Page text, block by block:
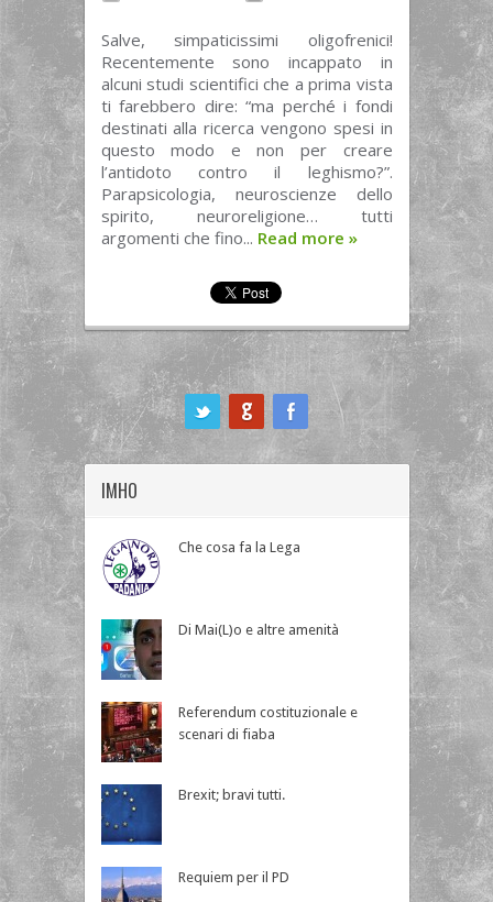
Salve, simpaticissimi oligofrenici!
Recentemente sono incappato in
alcuni studi scientifici che a prima vista
ti farebbero dire: “ma perché i fondi
destinati alla ricerca vengono spesi in
questo modo e non per creare
l’antidoto contro il leghismo?”.
Parapsicologia, neuroscienze dello
spirito, neuroreligione… tutti
argomenti che fino... Read more »
IMHO
Che cosa fa la Lega
Di Mai(L)o e altre amenità
Referendum costituzionale e
scenari di fiaba
Brexit; bravi tutti.
Requiem per il PD